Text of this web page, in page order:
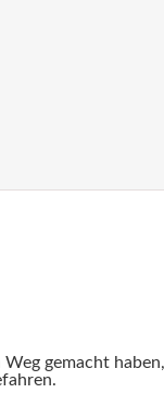
gemacht